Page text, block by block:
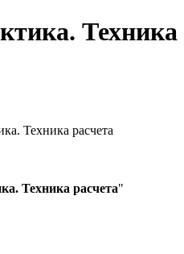
Техника
Техника расчета"